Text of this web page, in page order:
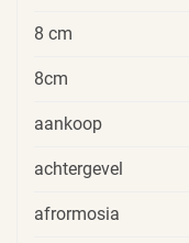
8 cm
8cm
aankoop
achtergevel
afrormosia